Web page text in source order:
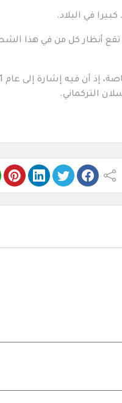
في البلاد.
أنظار كل من في هذا
التركماني.